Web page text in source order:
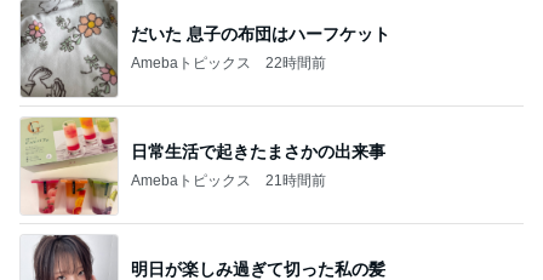
だいた 息子の布団はハーフケット
Amebaトピックス 22時間前
日常生活で起きたまさかの出来事
Amebaトピックス 21時間前
明日が楽しみ過ぎて切った私の髪